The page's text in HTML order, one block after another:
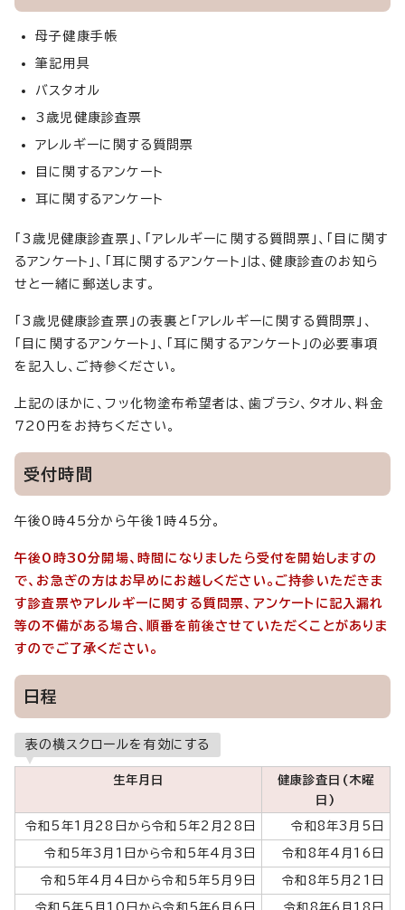
母子健康手帳
筆記用具
バスタオル
3歳児健康診査票
アレルギーに関する質問票
目に関するアンケート
耳に関するアンケート
「3歳児健康診査票」、「アレルギーに関する質問票」、「目に関す
るアンケート」、「耳に関するアンケート」は、健康診査のお知ら
せと一緒に郵送します。
「3歳児健康診査票」の表裏と「アレルギーに関する質問票」、
「目に関するアンケート」、「耳に関するアンケート」の必要事項
を記入し、ご持参ください。
上記のほかに、フッ化物塗布希望者は、歯ブラシ、タオル、料金
720円をお持ちください。
受付時間
午後0時45分から午後1時45分。
午後0時30分開場、時間になりましたら受付を開始しますの
で、お急ぎの方はお早めにお越しください。ご持参いただきま
す診査票やアレルギーに関する質問票、アンケートに記入漏れ
等の不備がある場合、順番を前後させていただくことがありま
すのでご了承ください。
日程
表の横スクロールを有効にする
生年月日
健康診査日(木曜
日)
令和5年1月28日から令和5年2月28日 令和8年3月5日
令和5年3月1日から令和5年4月3日 令和8年4月16日
令和5年4月4日から令和5年5月9日 令和8年5月21日